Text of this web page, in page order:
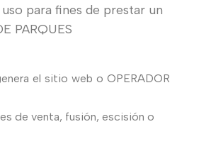
para fines de prestar un
PARQUES
el sitio web o OPERADOR
de venta, fusión, escisión o